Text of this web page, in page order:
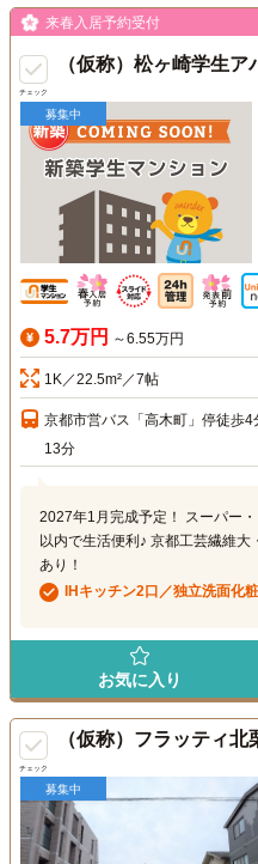
チェック
来春入居予約受付
（仮称）松ヶ崎学生ア
募集中
5.7万円 ～6.55万円
1K／22.5m²／7帖
京都市営バス「高木町」停徒歩
13分
2027年1月完成予定！ スーパー
以内で生活便利♪ 京都工芸繊維
あり！
IHキッチン2口／独立洗面化
お気に入り
チェック
（仮称）フラッティ北
募集中